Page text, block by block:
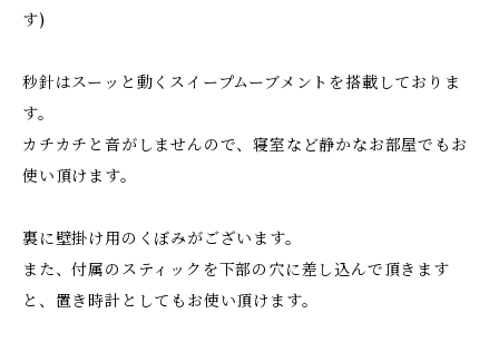
す)
秒針はスーッと動くスイープムーブメントを搭載しておりま
す。
カチカチと音がしませんので、寝室など静かなお部屋でもお
使い頂けます。
裏に壁掛け用のくぼみがございます。
また、付属のスティックを下部の穴に差し込んで頂きます
と、置き時計としてもお使い頂けます。